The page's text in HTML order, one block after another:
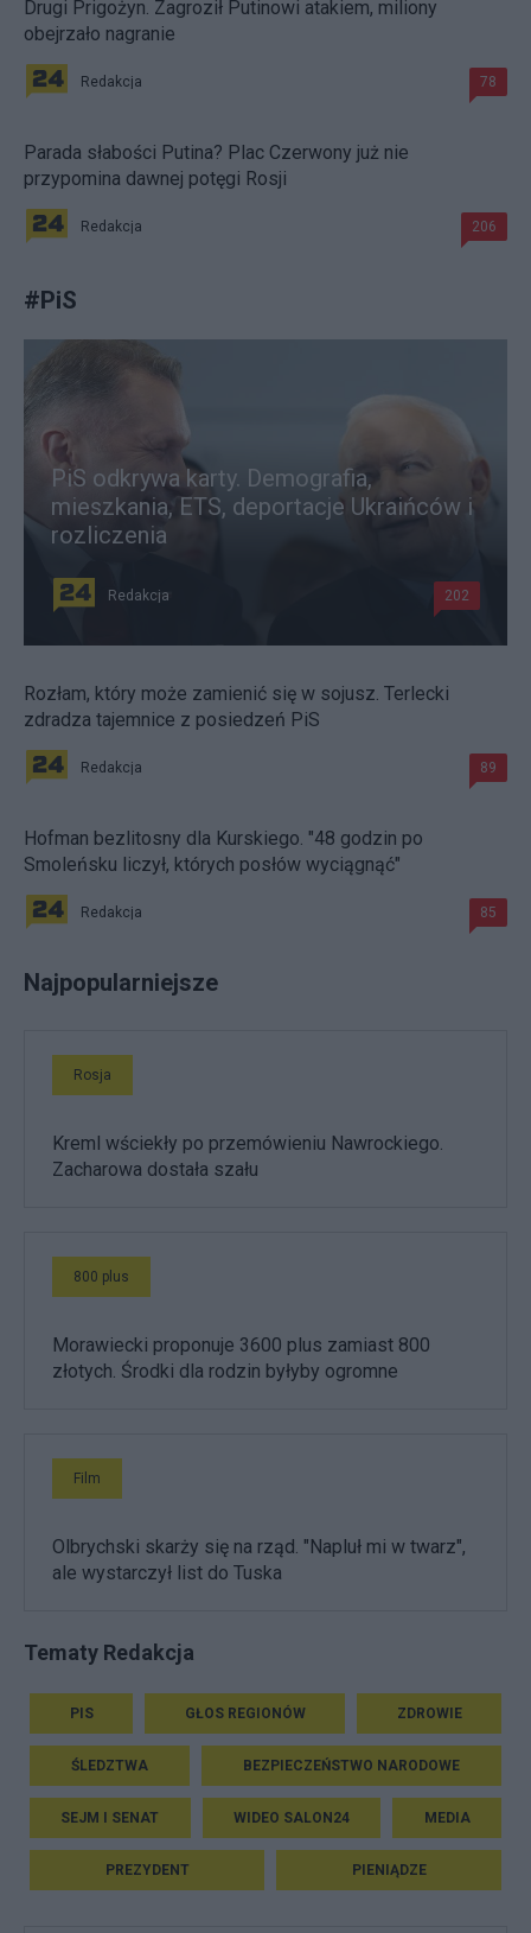
Drugi Prigożyn. Zagroził Putinowi atakiem, miliony
obejrzało nagranie
Redakcja 78
Parada słabości Putina? Plac Czerwony już nie
przypomina dawnej potęgi Rosji
Redakcja 206
#PiS
PiS odkrywa karty. Demografia,
mieszkania, ETS, deportacje Ukraińców i
rozliczenia
Redakcja 202
Rozłam, który może zamienić się w sojusz. Terlecki
zdradza tajemnice z posiedzeń PiS
Redakcja 89
Hofman bezlitosny dla Kurskiego. "48 godzin po
Smoleńsku liczył, których posłów wyciągnąć"
Redakcja 85
Najpopularniejsze
Rosja
Kreml wściekły po przemówieniu Nawrockiego.
Zacharowa dostała szału
800 plus
Morawiecki proponuje 3600 plus zamiast 800
złotych. Środki dla rodzin byłyby ogromne
Film
Olbrychski skarży się na rząd. "Napluł mi w twarz",
ale wystarczył list do Tuska
Tematy Redakcja
PIS GŁOS REGIONÓW ZDROWIE
ŚLEDZTWA BEZPIECZEŃSTWO NARODOWE
SEJM I SENAT WIDEO SALON24 MEDIA
PREZYDENT PIENIĄDZE